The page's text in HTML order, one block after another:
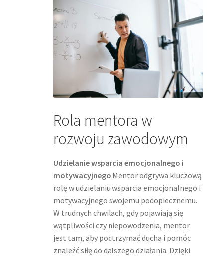
Rola mentora w
rozwoju zawodowym
Udzielanie wsparcia emocjonalnego i
motywacyjnego Mentor odgrywa kluczową
rolę w udzielaniu wsparcia emocjonalnego i
motywacyjnego swojemu podopiecznemu.
W trudnych chwilach, gdy pojawiają się
wątpliwości czy niepowodzenia, mentor
jest tam, aby podtrzymać ducha i pomóc
znaleźć siłę do dalszego działania. Dzięki